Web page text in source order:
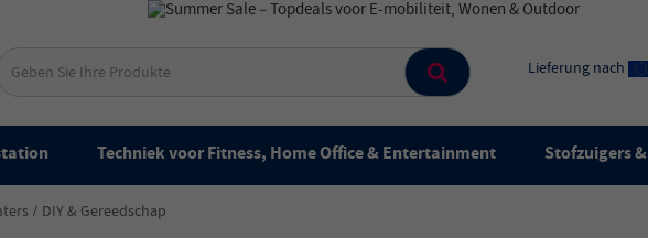
Lieferung nach
Techniek voor Fitness, Home Office & Entertainment Stofzuigers
DIY & Gereedschap